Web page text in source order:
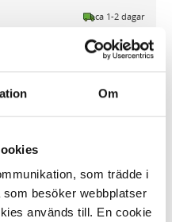
Om
som trädde i
besöker webbplatser
används till. En cookie
ca 1-2 dagar